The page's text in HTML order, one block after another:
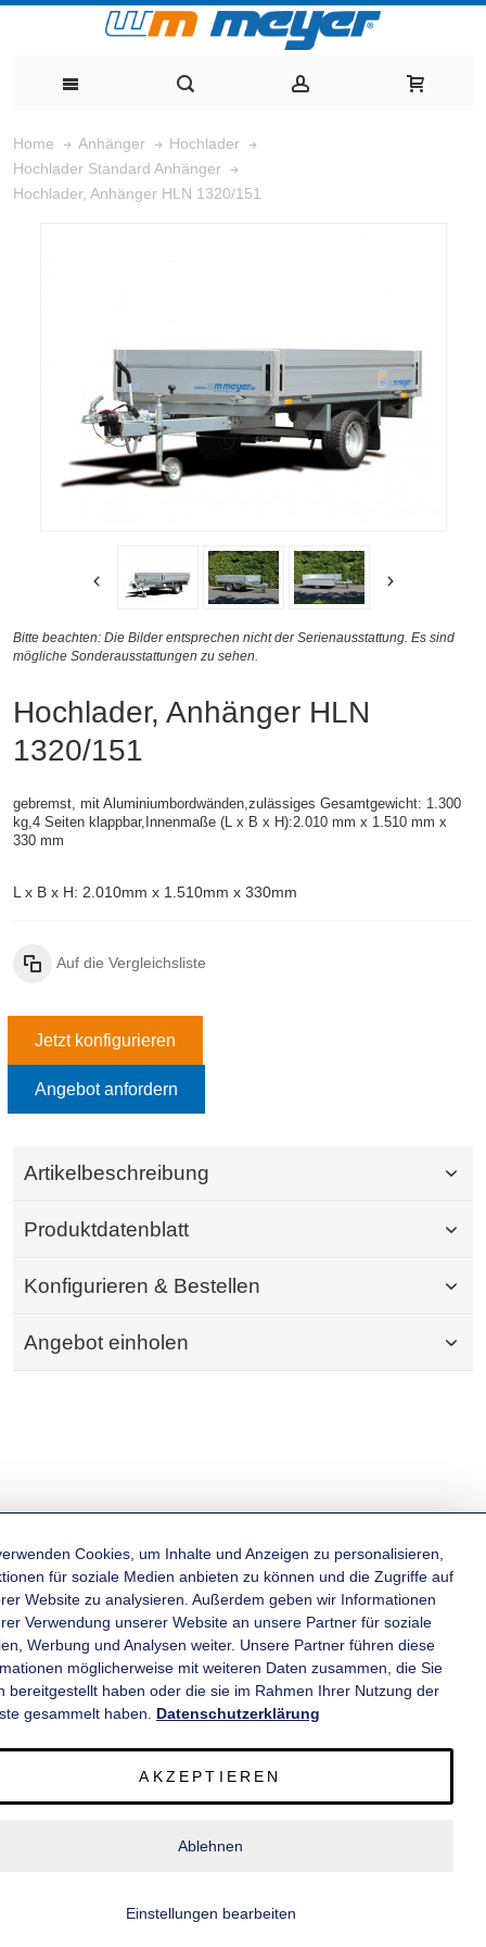
Home Anhänger
Hochlader
Hochlader Standard Anhänger
Hochlader, Anhänger HLN 1320/151
Bitte beachten: Die Bilder entsprechen nicht der Serienausstattung. Es sind
mögliche Sonderausstattungen zu sehen.
Hochlader, Anhänger HLN
1320/151
gebremst, mit Aluminiumbordwänden,zulässiges Gesamtgewicht: 1.300
kg,4 Seiten klappbar, Innenmaße (L x B x H):2.010 mm x 1.510 mm x
330 mm
L x B x H: 2.010mm x 1.510mm x 330mm
Auf die Vergleichsliste
Jetzt konfigurieren
Angebot anfordern
Artikelbeschreibung
Produktdatenblatt
Konfigurieren & Bestellen
Angebot einholen
KATEGORIEN
INFORMATIONEN
© 2020 wm meyer® Fahrzeugbau AG. Alle Rechte vorbehalten.
Cookies, um Inhalte und Anzeigen zu personalisieren,
für soziale Medien anbieten zu können und die Zugriffe auf
Website zu analysieren. Außerdem geben wir Informationen
Verwendung unserer Website an unsere Partner für soziale
Werbung und Analysen weiter. Unsere Partner führen diese
möglicherweise mit weiteren Daten zusammen, die Sie
bereitgestellt haben oder die sie im Rahmen Ihrer Nutzung der
gesammelt haben. Datenschutzerklärung
AKZEPTIEREN
Ablehnen
Einstellungen bearbeiten